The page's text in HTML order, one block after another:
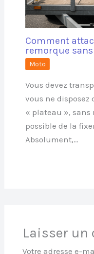
Comment
remorque
Moto
Vous devez
vous ne disposez
« plateau », sans
possible de la
Absolument,…
Laisser un
Votre adresse e-